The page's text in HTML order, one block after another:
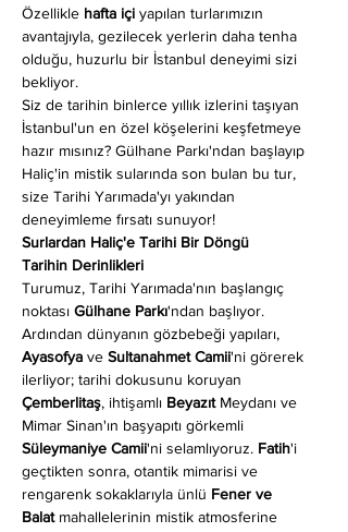
Özellikle hafta içi yapılan turlarımızın
avantajıyla, gezilecek yerlerin daha tenha
olduğu, huzurlu bir İstanbul deneyimi sizi
bekliyor.
Siz de tarihin binlerce yıllık izlerini taşıyan
İstanbul'un en özel köşelerini keşfetmeye
hazır mısınız? Gülhane Parkı'ndan başlayıp
Haliç'in mistik sularında son bulan bu tur,
size Tarihi Yarımada'yı yakından
deneyimleme fırsatı sunuyor!
Surlardan Haliç'e Tarihi Bir Döngü
Tarihin Derinlikleri
Turumuz, Tarihi Yarımada'nın başlangıç
noktası Gülhane Parkı'ndan başlıyor.
Ardından dünyanın gözbebeği yapıları,
Ayasofya ve Sultanahmet Camii'ni görerek
ilerliyor; tarihi dokusunu koruyan
Çemberlitaş, ihtişamlı Beyazıt Meydanı ve
Mimar Sinan'ın başyapıtı görkemli
Süleymaniye Camii'ni selamlıyoruz. Fatih'i
geçtikten sonra, otantik mimarisi ve
rengarenk sokaklarıyla ünlü Fener ve
Balat mahallelerinin mistik atmosferine